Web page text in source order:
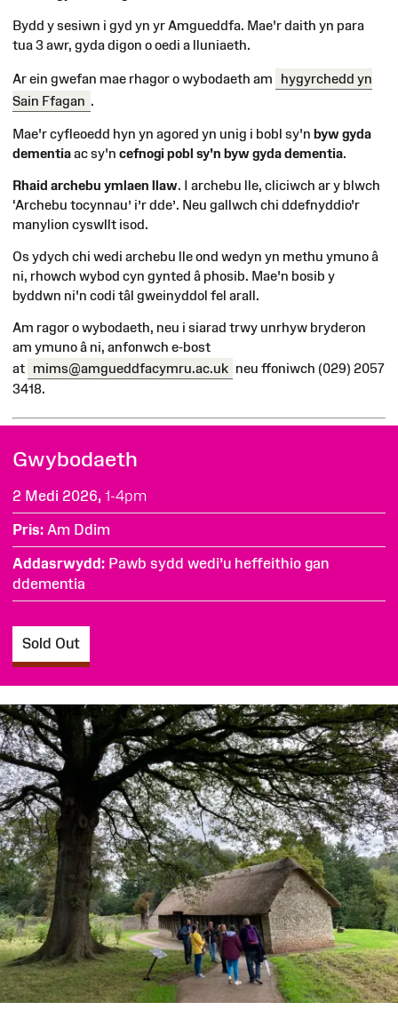
Bydd y sesiwn i gyd yn yr Amgueddfa. Mae'r daith yn para
tua 3 awr, gyda digon o oedi a lluniaeth.
Ar ein gwefan mae rhagor o wybodaeth am
⁠hygyrchedd yn
Sain Ffagan .
Mae'r cyfleoedd hyn yn agored yn unig i bobl sy'n byw gyda
dementiaac sy'n cefnogi pobl sy'n byw gyda dementia.
Rhaid archebu ymlaen llaw. I archebu lle, cliciwch ar y blwch
‘Archebu tocynnau’ i’r dde’. Neu gallwch chi ddefnyddio'r
manylion cyswllt isod.
Os ydych chi wedi archebu lle ond wedyn yn methu ymuno â
ni, rhowch wybod cyn gynted â phosib. Mae'n bosib y
byddwn ni'n codi tâl gweinyddol fel arall.
Am ragor o wybodaeth, neu i siarad trwy unrhyw bryderon
am ymuno â ni, anfonwch e-bost
at mims@amgueddfacymru.ac.uk neu ffoniwch (029) 2057
3418.
Gwybodaeth
2 Medi 2026, 1-4pm
Pris Am Ddim
Addasrwydd Pawb sydd wedi’u heffeithio gan
ddementia
Sold Out